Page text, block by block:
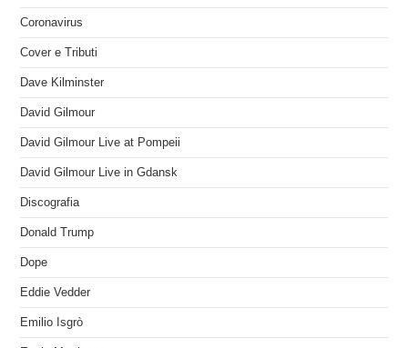
Coronavirus
Cover e Tributi
Dave Kilminster
David Gilmour
David Gilmour Live at Pompeii
David Gilmour Live in Gdansk
Discografia
Donald Trump
Dope
Eddie Vedder
Emilio Isgrò